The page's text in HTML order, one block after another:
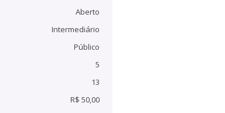
Aberto
Intermediário
Público
5
13
R$ 50,00